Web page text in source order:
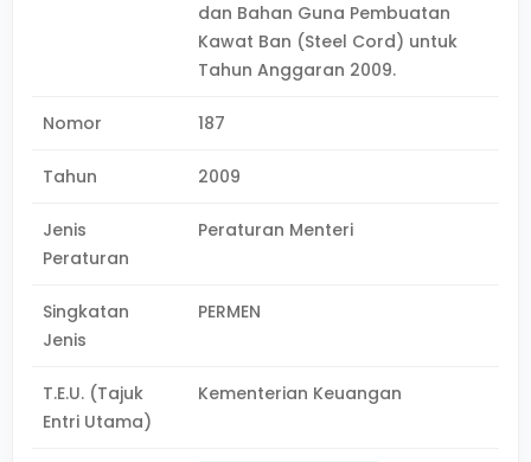
dan Bahan Guna Pembuatan
Kawat Ban (Steel Cord) untuk
Tahun Anggaran 2009.
Nomor 187
Tahun 2009
Jenis
Peraturan
Peraturan Menteri
Singkatan
Jenis
PERMEN
T.E.U. (Tajuk
Entri Utama)
Kementerian Keuangan